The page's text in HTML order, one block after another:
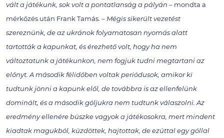
vált a játékunk, sok volt a pontatlanság a pályán – mondta a
mérkőzés után Frank Tamás. – Mégis sikerült vezetést
szereznünk, de az ukránok folyamatosan nyomás alatt
tartották a kapunkat, és érezhető volt, hogy ha nem
változtatunk a játékunkon, nem fogjuk tudni megtartani az
előnyt. A második félidőben voltak periódusok, amikor ki
tudtunk jönni a kapunk elől, de továbbra is az ellenfelünk
dominált, és a második góljukra nem tudtunk válaszolni. Az
eredmény ellenére büszke vagyok a játékosokra, mert mindent
kiadtak magukból, küzdöttek, hajtottak, de ezúttal egy góllal